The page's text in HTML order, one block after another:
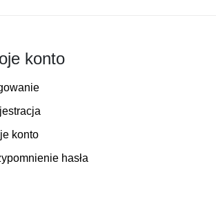
konto
konto
hasła